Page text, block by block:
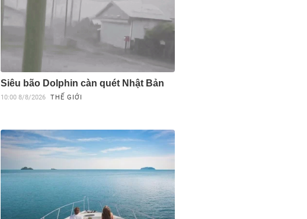
Siêu bão Dolphin càn quét Nhật Bản
10:00 8/8/2026 THẾ GIỚI